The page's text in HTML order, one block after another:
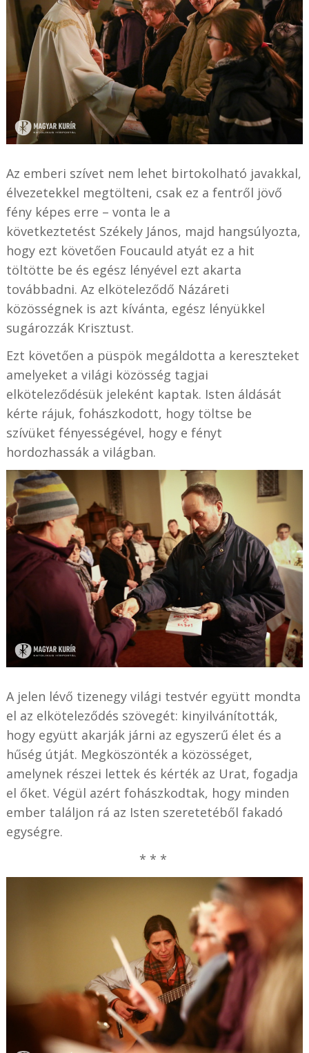
Az emberi szívet nem lehet birtokolható javakkal,
élvezetekkel megtölteni, csak ez a fentről jövő
fény képes erre – vonta le a
következtetést Székely János, majd hangsúlyozta,
hogy ezt követően Foucauld atyát ez a hit
töltötte be és egész lényével ezt akarta
továbbadni. Az elköteleződő Názáreti
közösségnek is azt kívánta, egész lényükkel
sugározzák Krisztust.
Ezt követően a püspök megáldotta a kereszteket
amelyeket a világi közösség tagjai
elköteleződésük jeleként kaptak. Isten áldását
kérte rájuk, fohászkodott, hogy töltse be
szívüket fényességével, hogy e fényt
hordozhassák a világban.
A jelen lévő tizenegy világi testvér együtt mondta
el az elköteleződés szövegét: kinyilvánították,
hogy együtt akarják járni az egyszerű élet és a
hűség útját. Megköszönték a közösséget,
amelynek részei lettek és kérték az Urat, fogadja
el őket. Végül azért fohászkodtak, hogy minden
ember találjon rá az Isten szeretetéből fakadó
egységre.
* * *